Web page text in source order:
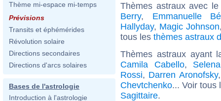
Thème mi-espace mi-temps
Prévisions
Transits et éphémérides
Révolution solaire
Directions secondaires
Directions d'arcs solaires
Bases de l'astrologie
Introduction à l'astrologie
Thèmes astraux avec
Berry, Emmanuelle
Hallyday, Magic Johnson
tous les thèmes astraux
Thèmes astraux ayant
Camila Cabello,
Rossi, Darren Aronofsky
Chevtchenko... Voir tous
Sagittaire.